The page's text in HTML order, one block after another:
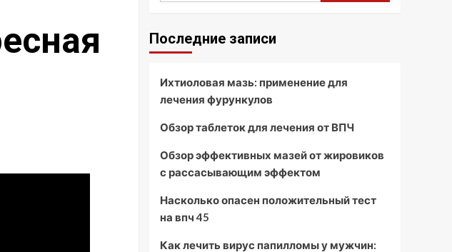
Последние записи
Ихтиоловая мазь: применение для
лечения фурункулов
Обзор таблеток для лечения от ВПЧ
Обзор эффективных мазей от жировиков
с рассасывающим эффектом
Насколько опасен положительный тест
на впч 45
Как лечить вирус папилломы у мужчин: